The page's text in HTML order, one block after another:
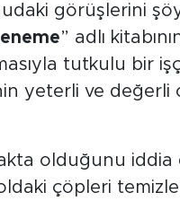
görüşlerini
” adlı
tutkulu bir
yeterli ve değerli
olduğunu iddia
çöpleri